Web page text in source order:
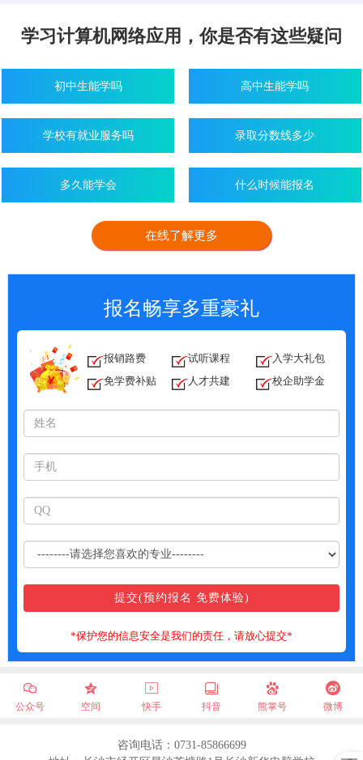
学习计算机网络应用，你是否有这些疑问
初中生能学吗 高中生能学吗
学校有就业服务吗 录取分数线多少
多久能学会 什么时候能报名
在线了解更多
报名畅享多重豪礼
报销路费 试听课程
入学大礼包
免学费补贴
人才共建 校企助学金
*保护您的信息安全是我们的责任，请放心提交*
公众号 空间 快手 抖音 熊掌号 微博
咨询电话：0731-85866699